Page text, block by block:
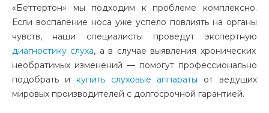
«Беттертон» мы подходим к проблеме комплексно.
Если воспаление носа уже успело повлиять на органы
чувств, наши специалисты проведут экспертную
диагностику слуха, а в случае выявления хронических
необратимых изменений — помогут профессионально
подобрать и
купить слуховые аппараты от ведущих
мировых производителей с долгосрочной гарантией.